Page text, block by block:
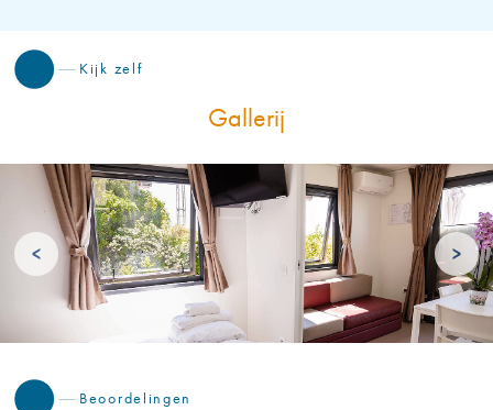
Kijk zelf
Gallerij
< >
Beoordelingen